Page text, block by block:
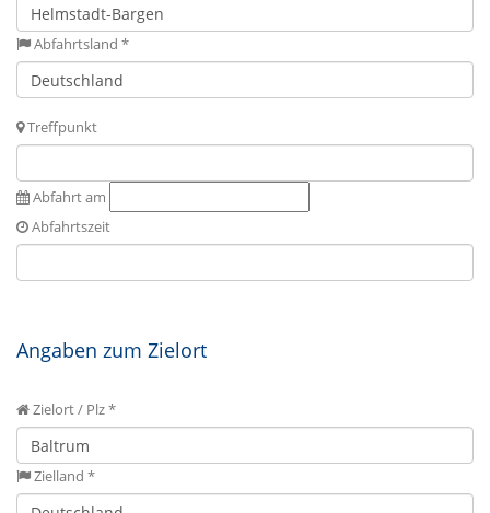
Abfahrtsland *
Treffpunkt
Abfahrt am
Abfahrtszeit
Angaben zum Zielort
Zielort / Plz *
Zielland *